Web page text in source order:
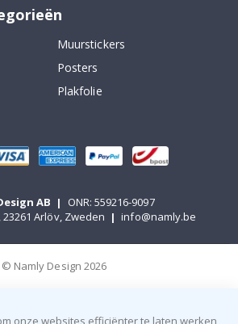
Muurstickers
Posters
Plakfolie
AB |
ONR: 559216-9097
Arlöv, Zweden | info@namly.be
© Namly Design 2026
onze websites efficiënter te laten werken,